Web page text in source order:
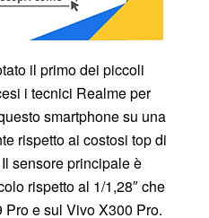
il primo dei piccoli
i tecnici Realme per
smartphone su una
rispetto ai costosi top di
sensore principale è
rispetto al 1/1,28″ che
Pro e sul Vivo X300 Pro.